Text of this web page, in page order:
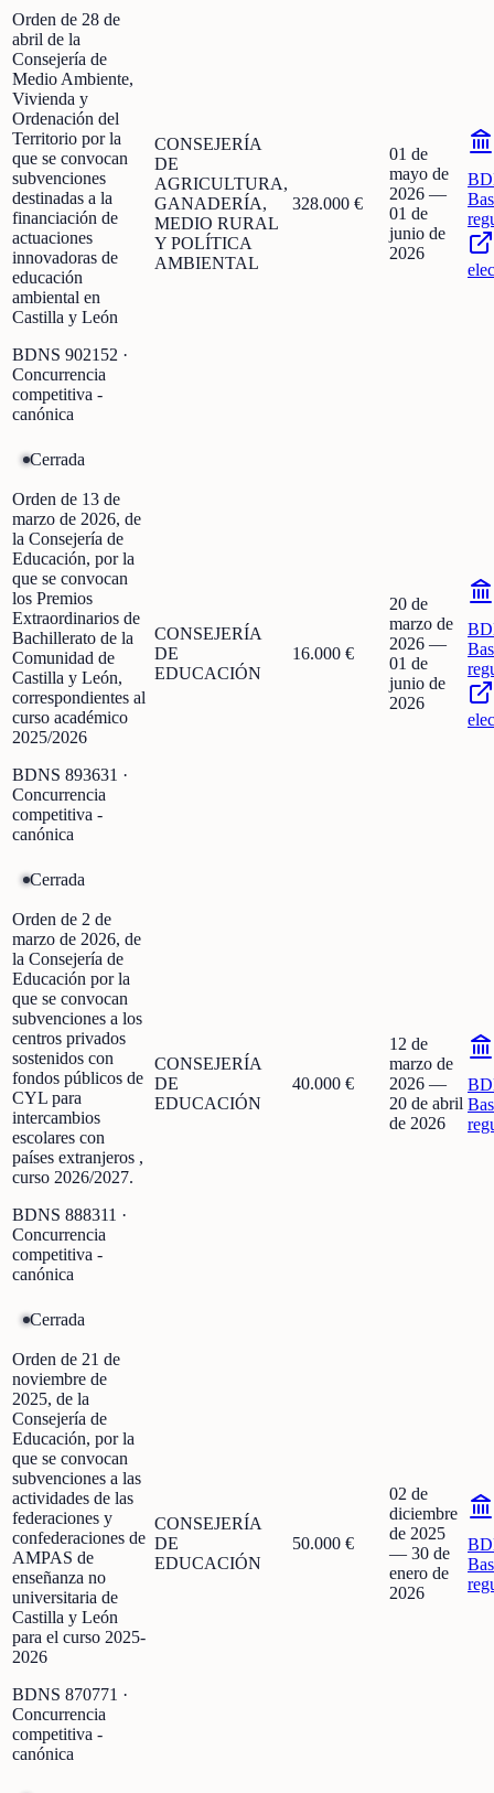
Orden de 28 de
abril de la
Consejería de
Medio Ambiente,
Vivienda y
Ordenación del
Territorio por la
que se convocan
subvenciones
destinadas a la
financiación de
actuaciones
innovadoras de
educación
ambiental en
Castilla y León
BDNS 902152 ·
Concurrencia
competitiva -
canónica
CONSEJERÍA
DE
AGRICULTURA,
GANADERÍA,
MEDIO RURAL
Y POLÍTICA
AMBIENTAL
328.000 €
01 de
mayo de
2026 —
01 de
junio de
2026
Cerrada
Orden de 13 de
marzo de 2026, de
la Consejería de
Educación, por la
que se convocan
los Premios
Extraordinarios de
Bachillerato de la
Comunidad de
Castilla y León,
correspondientes al
curso académico
2025/2026
BDNS 893631 ·
Concurrencia
competitiva -
canónica
CONSEJERÍA
DE
EDUCACIÓN
16.000 €
20 de
marzo de
2026 —
01 de
junio de
2026
Cerrada
Orden de 2 de
marzo de 2026, de
la Consejería de
Educación por la
que se convocan
subvenciones a los
centros privados
sostenidos con
fondos públicos de
CYL para
intercambios
escolares con
países extranjeros ,
curso 2026/2027.
BDNS 888311 ·
Concurrencia
competitiva -
canónica
CONSEJERÍA
DE
EDUCACIÓN
40.000 €
12 de
marzo de
2026 —
20 de abril
de 2026
Cerrada
Orden de 21 de
noviembre de
2025, de la
Consejería de
Educación, por la
que se convocan
subvenciones a las
actividades de las
federaciones y
confederaciones de
AMPAS de
enseñanza no
universitaria de
Castilla y León
para el curso 2025-
2026
BDNS 870771 ·
Concurrencia
competitiva -
canónica
CONSEJERÍA
DE
EDUCACIÓN
50.000 €
02 de
diciembre
de 2025
— 30 de
enero de
2026